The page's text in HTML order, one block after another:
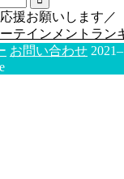
援お願いします／
お問い合わせ 2021–